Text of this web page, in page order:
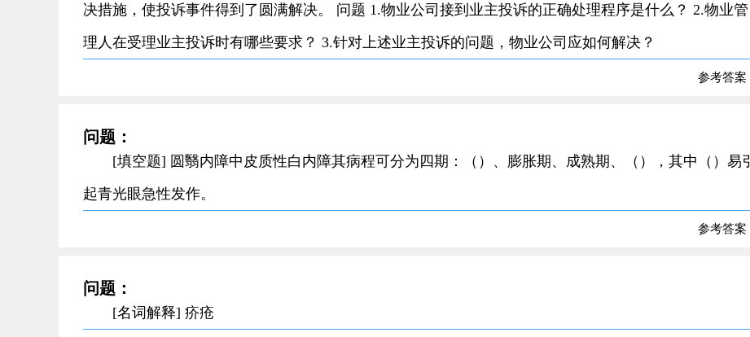
决措施，使投诉事件得到了圆满解决。 问题 1.物业公司接到业主投诉的正确处理程序是什么？ 2.物业管
理人在受理业主投诉时有哪些要求？ 3.针对上述业主投诉的问题，物业公司应如何解决？
参考答案
问题：
[填空题] 圆翳内障中皮质性白内障其病程可分为四期：（）、膨胀期、成熟期、（），其中（）易引
起青光眼急性发作。
参考答案
问题：
[名词解释] 疥疮